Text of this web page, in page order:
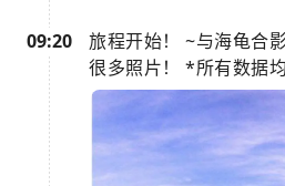
09:20
旅程开始！ ~与海龟合
很多照片！ *所有数据均